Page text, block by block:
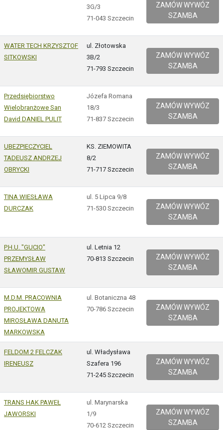
3G/3
71-043 Szczecin
ZAMÓW WYWÓZ
SZAMBA
WATER TECH KRZYSZTOF
SITKOWSKI
ul. Złotowska
3B/2
71-793 Szczecin
ZAMÓW WYWÓZ
SZAMBA
Przedsiębiorstwo
Wielobranżowe San
David DANIEL PULIT
Józefa Romana
18/3
71-837 Szczecin
ZAMÓW WYWÓZ
SZAMBA
UBEZPIECZYCIEL
TADEUSZ ANDRZEJ
OBRYCKI
KS. ZIEMOWITA
8/2
71-717 Szczecin
ZAMÓW WYWÓZ
SZAMBA
TINA WIESŁAWA
DURCZAK
ul. 5 Lipca 9/8
71-530 Szczecin
ZAMÓW WYWÓZ
SZAMBA
P.H.U. "GUCIO"
PRZEMYSŁAW
SŁAWOMIR GUSTAW
ul. Letnia 12
70-813 Szczecin
ZAMÓW WYWÓZ
SZAMBA
M.D.M. PRACOWNIA
PROJEKTOWA
MIROSŁAWA DANUTA
MARKOWSKA
ul. Botaniczna 48
70-786 Szczecin
ZAMÓW WYWÓZ
SZAMBA
FELDOM 2 FELCZAK
IRENEUSZ
ul. Władysława
Szafera 196
71-245 Szczecin
ZAMÓW WYWÓZ
SZAMBA
TRANS HAK PAWEŁ
JAWORSKI
ul. Marynarska
1/9
70-612 Szczecin
ZAMÓW WYWÓZ
SZAMBA